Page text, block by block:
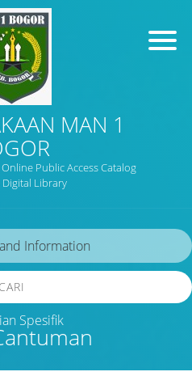
MAN 1
Public Access Catalog
Digital Library
CARI
Spesifik